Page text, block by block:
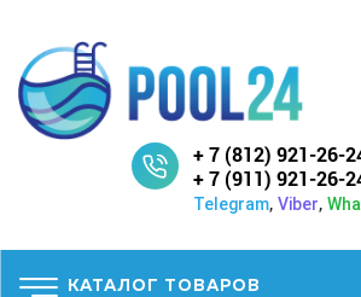
+ 7 (812) 921-26-
+ 7 (911) 921-26-
Telegram, Viber,
КАТАЛОГ ТОВАРОВ